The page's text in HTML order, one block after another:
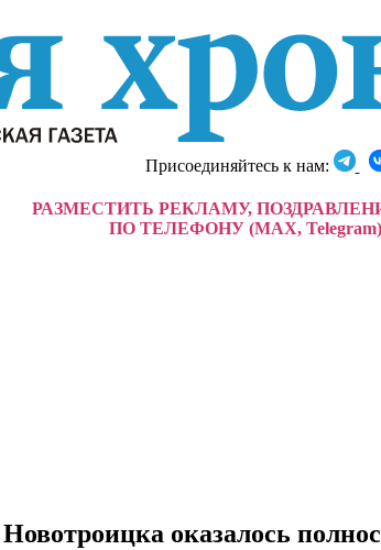
Присоединяйтесь к нам:
РАЗМЕСТИТЬ РЕКЛАМУ,
ПО ТЕЛЕФОНУ (MAX, Telegram)
оказалось